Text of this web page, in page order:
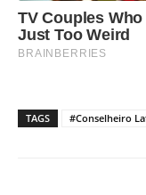
TAGS #Conselheiro